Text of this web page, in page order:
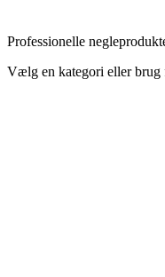
Professionelle
Vælg en kategori eller brug